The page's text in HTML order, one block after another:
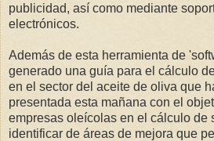
publicidad, así como mediante
electrónicos.
Además de esta herramienta de
generado una guía para el cálculo
en el sector del aceite de oliva que
presentada esta mañana con el
empresas oleícolas en el cálculo de
identificar de áreas de mejora que